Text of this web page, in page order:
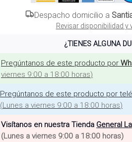
Despacho domicilio a
Revisar disponibilidad y
¿TIENES ALGUNA
Pregúntanos de este producto por
viernes 9:00 a 18:00 horas)
Pregúntanos de este producto por
(Lunes a viernes 9:00 a 18:00 horas)
Visítanos en nuestra Tienda General
(Lunes a viernes 9:00 a 18:00 horas)